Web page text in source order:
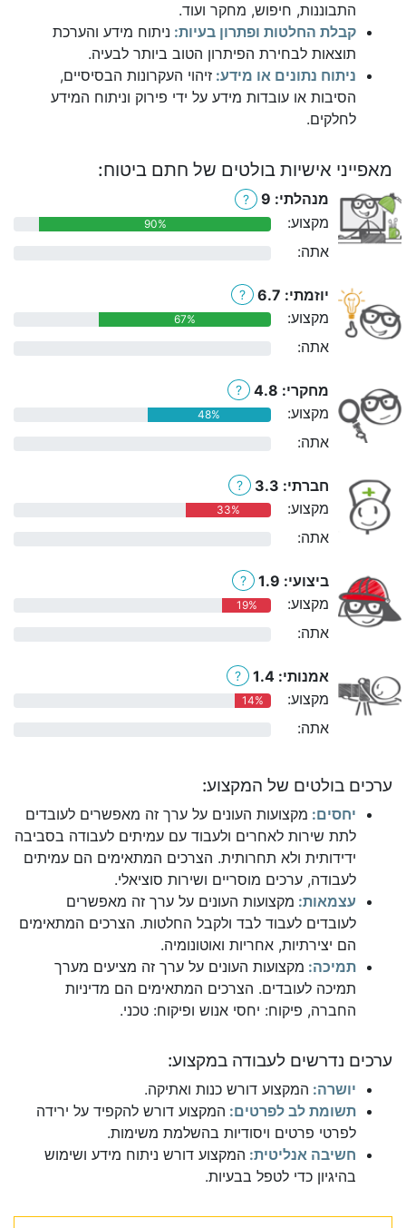
התבוננות, חיפוש, מחקר ועוד.
קבלת החלטות ופתרון בעיות: ניתוח מידע והערכת
תוצאות לבחירת הפיתרון הטוב ביותר לבעיה.
ניתוח נתונים או מידע: זיהוי העקרונות הבסיסיים,
הסיבות או עובדות מידע על ידי פירוק וניתוח המידע
לחלקים.
מאפייני אישיות בולטים של חתם ביטוח:
מנהלתי: 9 ?
מקצוע: 90%
אתה:
יוזמתי: 6.7 ?
מקצוע: 67%
אתה:
מחקרי: 4.8 ?
מקצוע: 48%
אתה:
חברתי: 3.3 ?
מקצוע: 33%
אתה:
ביצועי: 1.9 ?
מקצוע: 19%
אתה:
אמנותי: 1.4 ?
מקצוע: 14%
אתה:
ערכים בולטים של המקצוע:
יחסים: מקצועות העונים על ערך זה מאפשרים לעובדים
לתת שירות לאחרים ולעבוד עם עמיתים לעבודה בסביבה
ידידותית ולא תחרותית. הצרכים המתאימים הם עמיתים
לעבודה, ערכים מוסריים ושירות סוציאלי.
עצמאות: מקצועות העונים על ערך זה מאפשרים
לעובדים לעבוד לבד ולקבל החלטות. הצרכים המתאימים
הם יצירתיות, אחריות ואוטונומיה.
תמיכה: מקצועות העונים על ערך זה מציעים מערך
תמיכה לעובדים. הצרכים המתאימים הם מדיניות
החברה, פיקוח: יחסי אנוש ופיקוח: טכני.
ערכים נדרשים לעבודה במקצוע:
יושרה: המקצוע דורש כנות ואתיקה.
תשומת לב לפרטים: המקצוע דורש להקפיד על ירידה
לפרטי פרטים ויסודיות בהשלמת משימות.
חשיבה אנליטית: המקצוע דורש ניתוח מידע ושימוש
בהיגיון כדי לטפל בבעיות.